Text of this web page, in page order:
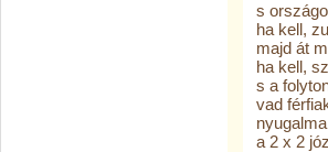
s
ha kell,
majd át
ha kell,
s a
vad
a 2 x 2